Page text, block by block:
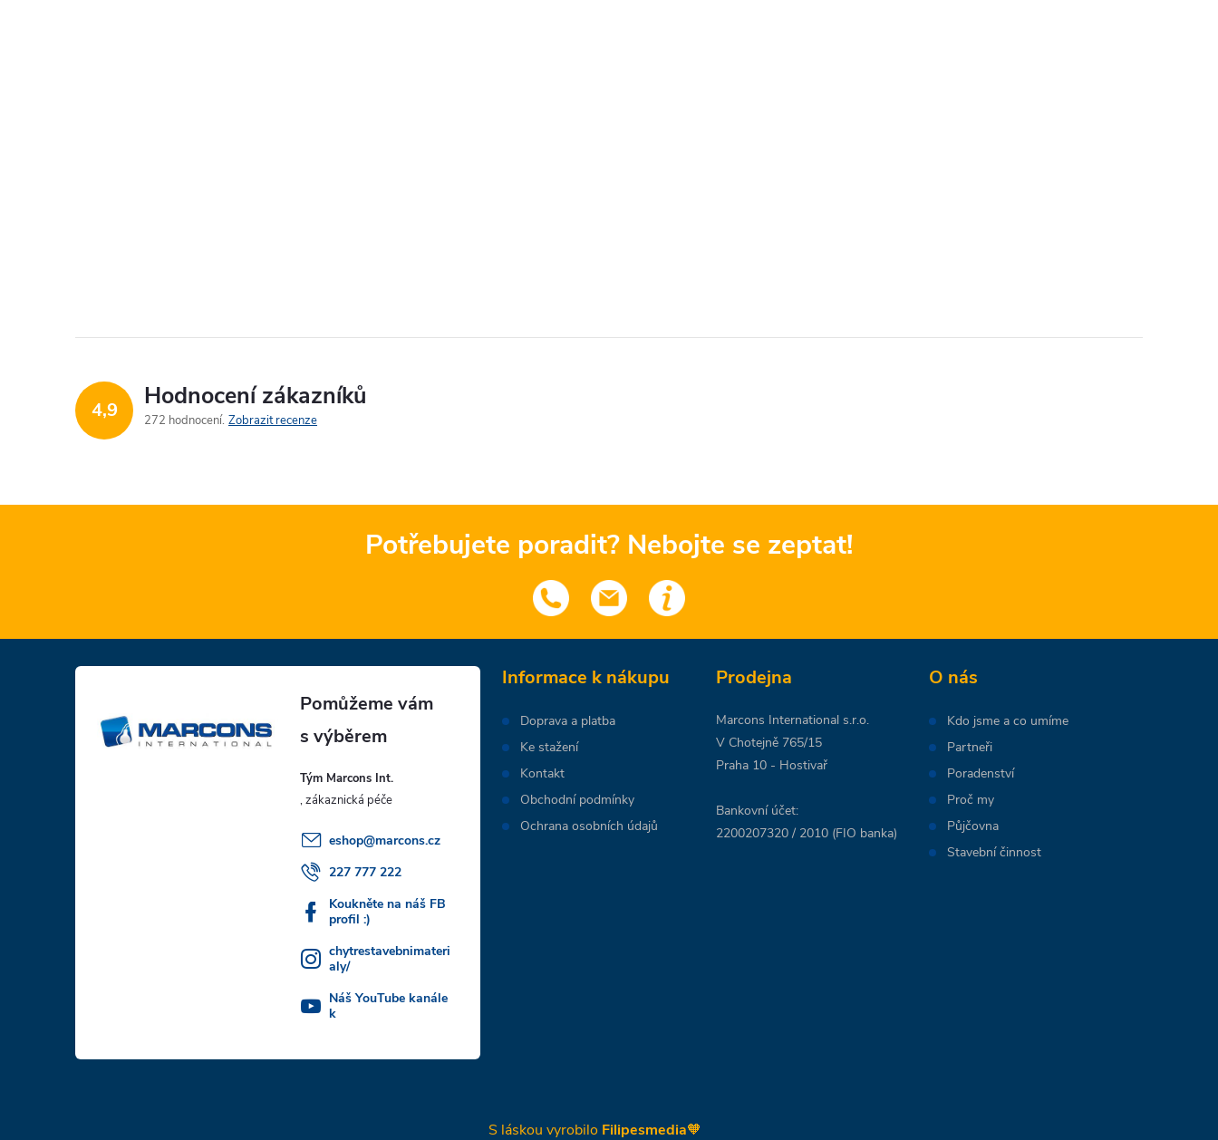
4,9 Hodnocení zákazníků
272 hodnocení Zobrazit recenze
Potřebujete poradit? Nebojte se zeptat!
Tým Marcons Int.
eshop@marcons.cz
227 777 222
Koukněte na náš FB
profil :)
chytrestavebnimateri
aly/
Náš YouTube kanále
k
Informace k nákupu
Doprava a platba
Ke stažení
Kontakt
Obchodní podmínky
Ochrana osobních údajů
Prodejna
Marcons International s.r.o.
V Chotejně 765/15
Praha 10 - Hostivař
Bankovní účet:
2200207320 / 2010 (FIO banka)
O nás
Kdo jsme a co umíme
Partneři
Poradenství
Proč my
Půjčovna
Stavební činnost
S láskou vyrobilo Filipesmedia🧡